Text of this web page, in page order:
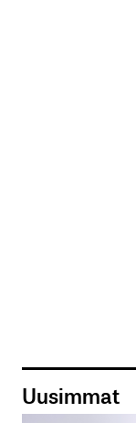
Uusimmat